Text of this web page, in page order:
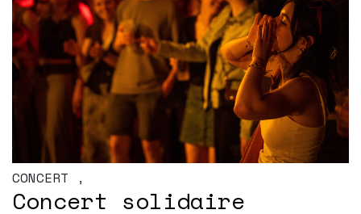
CONCERT ,
Concert solidaire